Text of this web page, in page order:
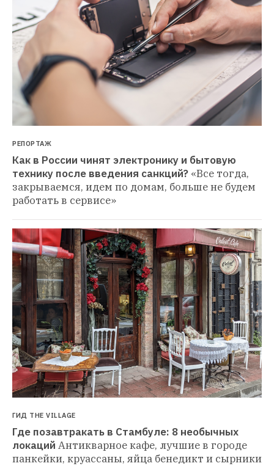
РЕПОРТАЖ
Как в России чинят электронику и бытовую
технику после введения санкций? «Все тогда,
закрываемся, идем по домам, больше не будем
работать в сервисе»
ГИД THE VILLAGE
Где позавтракать в Стамбуле: 8 необычных
локаций Антикварное кафе, лучшие в городе
панкейки, круассаны, яйца бенедикт и сырники